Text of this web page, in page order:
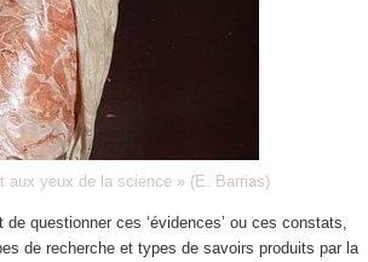
aux yeux de la science » (E. Barrias)
de questionner ces ‘évidences’ ou ces constats,
de recherche et types de savoirs produits par la